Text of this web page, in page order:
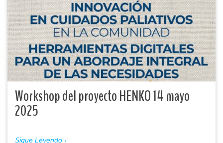
Workshop del proyecto HENKO 14 mayo
2025
Sigue Leyendo